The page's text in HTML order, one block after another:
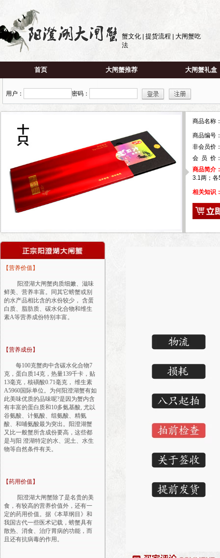
蟹文化 提货流程
大闸蟹吃
法
首页 大闸蟹推荐 大闸蟹礼盒
用户： 密码：
商品
商品编号
非会员价
会 员 价
商品简介
3.1两；
相关知识
【营养价值】
阳澄湖大闸蟹肉质细嫩、滋味
鲜美、营养丰富。同其它螃蟹或别
的水产品相比含的水份较少， 含蛋
白质、脂肪质、碳水化合物和维生
素A等营养成份特别丰富。
【营养成份】
每100克蟹肉中含碳水化合物7
克，蛋白质14克，热量139千卡，贴
13毫克，核磺酸0.71毫克， 维生素
A5960国际单位。为何阳澄湖蟹有如
此美味优质的品味呢?是因为蟹内含
有丰富的蛋白质和10多氨基酸, 尤以
谷氨酸、计氨酸、组氨酸、精氨
酸、和哺氨酸最为突出。阳澄湖蟹
又比一般蟹所含成份要高，这些都
是与阳 澄湖特定的水、泥土、水生
物等自然条件有关。
【药用价值】
阳澄湖大闸蟹除了是名贵的美
食，有较高的营养价值外，还有一
定的药用价值。据《本草纲目》和
我国古代一些医术记载，螃蟹具有
散热、消食、治疗胃病的功能，而
且还有抗病毒的作用。